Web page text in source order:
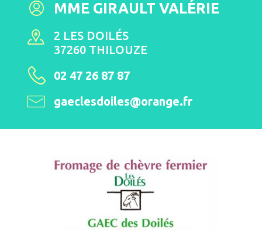
MME GIRAULT VALÉRIE
2 LES DOILÉS
37260 THILOUZE
02 47 26 87 87
gaeclesdoiles@orange.fr